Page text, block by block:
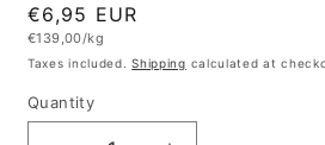
Regular
price
€6,95 EUR
Unit
€139,00/kg
Taxes included.Shipping calculated at
Quantity
Quantity